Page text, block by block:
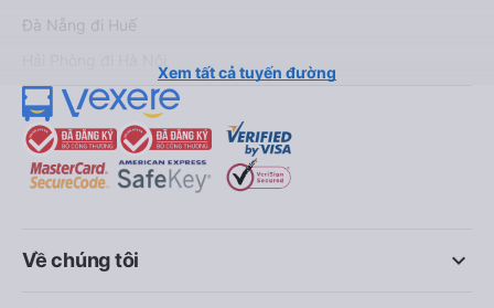
Đà Nẵng đi Huế
Xem tất cả tuyến đường
keyboard_arrow_down
Về chúng tôi